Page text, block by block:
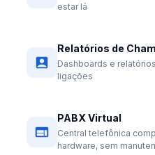
estar lá
Relatórios de
Dashboards e
ligações
PABX Virtual
Central telefônica
hardware, sem